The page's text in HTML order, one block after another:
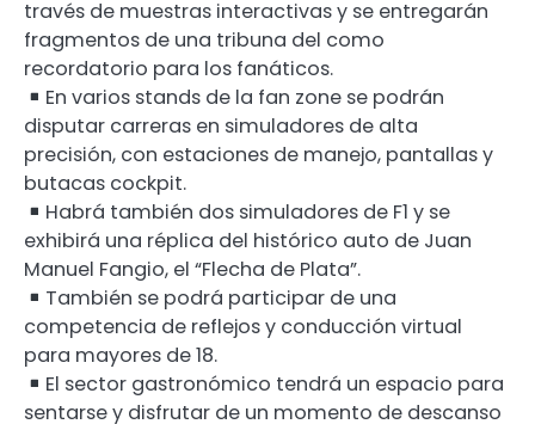
través de muestras interactivas y se entregarán
fragmentos de una tribuna del como
recordatorio para los fanáticos.
En varios stands de la fan zone se podrán
disputar carreras en simuladores de alta
precisión, con estaciones de manejo, pantallas y
butacas cockpit.
Habrá también dos simuladores de F1 y se
exhibirá una réplica del histórico auto de Juan
Manuel Fangio, el “Flecha de Plata”.
También se podrá participar de una
competencia de reflejos y conducción virtual
para mayores de 18.
El sector gastronómico tendrá un espacio para
sentarse y disfrutar de un momento de descanso